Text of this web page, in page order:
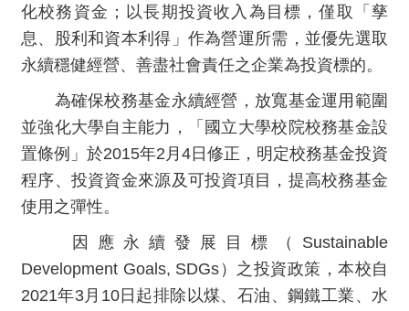
化校務資金；以長期投資收入為目標，僅取「孳
息、股利和資本利得」作為營運所需，並優先選取
永續穩健經營、善盡社會責任之企業為投資標的。
為確保校務基金永續經營，放寬基金運用範圍
並強化大學自主能力，「國立大學校院校務基金設
置條例」於2015年2月4日修正，明定校務基金投資
程序、投資資金來源及可投資項目，提高校務基金
使用之彈性。
因應永續發展目標（Sustainable
Development Goals, SDGs）之投資政策，本校自
2021年3月10日起排除以煤、石油、鋼鐵工業、水